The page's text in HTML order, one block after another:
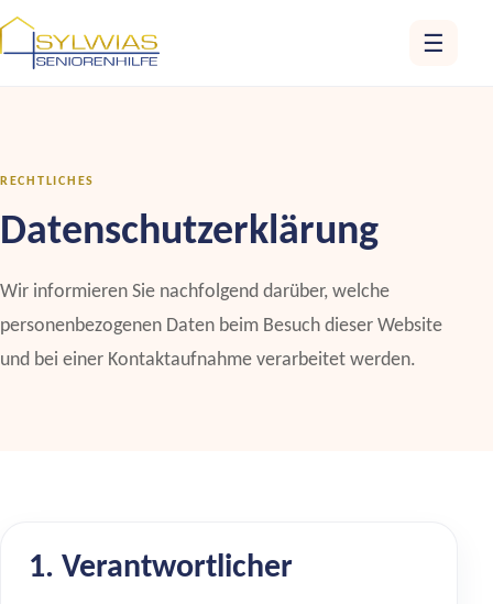
☰
RECHTLICHES
Datenschutzerklärung
Wir informieren Sie nachfolgend darüber, welche
personenbezogenen Daten beim Besuch dieser Website
und bei einer Kontaktaufnahme verarbeitet werden.
1. Verantwortlicher